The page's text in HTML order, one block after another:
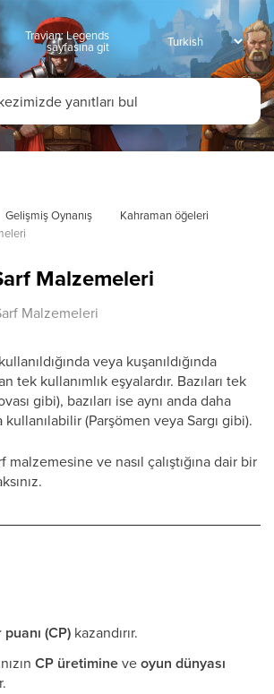
Travian: Legends
sayfasına git
Gelişmiş Oynanış
Kahraman öğeleri
Malzemeleri
Malzemeleri
veya kuşanıldığında
tek kullanımlık eşyalardır. Bazıları tek
gibi), bazıları ise aynı anda daha
(Parşömen veya Sargı gibi).
malzemesine ve nasıl çalıştığına dair bir
(CP) kazandırır.
CP üretimineveoyun dünyası